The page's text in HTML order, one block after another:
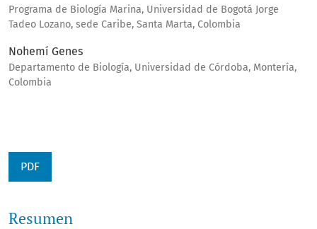
Programa de Biología Marina, Universidad de Bogotá Jorge
Tadeo Lozano, sede Caribe, Santa Marta, Colombia
Nohemí Genes
Departamento de Biología, Universidad de Córdoba, Montería,
Colombia
PDF
Resumen